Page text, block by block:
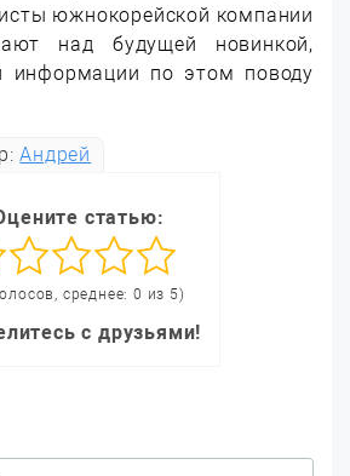
южнокорейской компании
над будущей новинкой,
информации по этом поводу
Андрей
статью:
среднее: 0 из 5)
с друзьями!